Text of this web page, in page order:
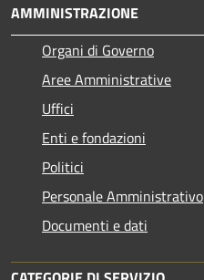
AMMINISTRAZIONE
Organi di Governo
Aree Amministrative
Uffici
Enti e fondazioni
Politici
Personale Amministrativo
Documenti e dati